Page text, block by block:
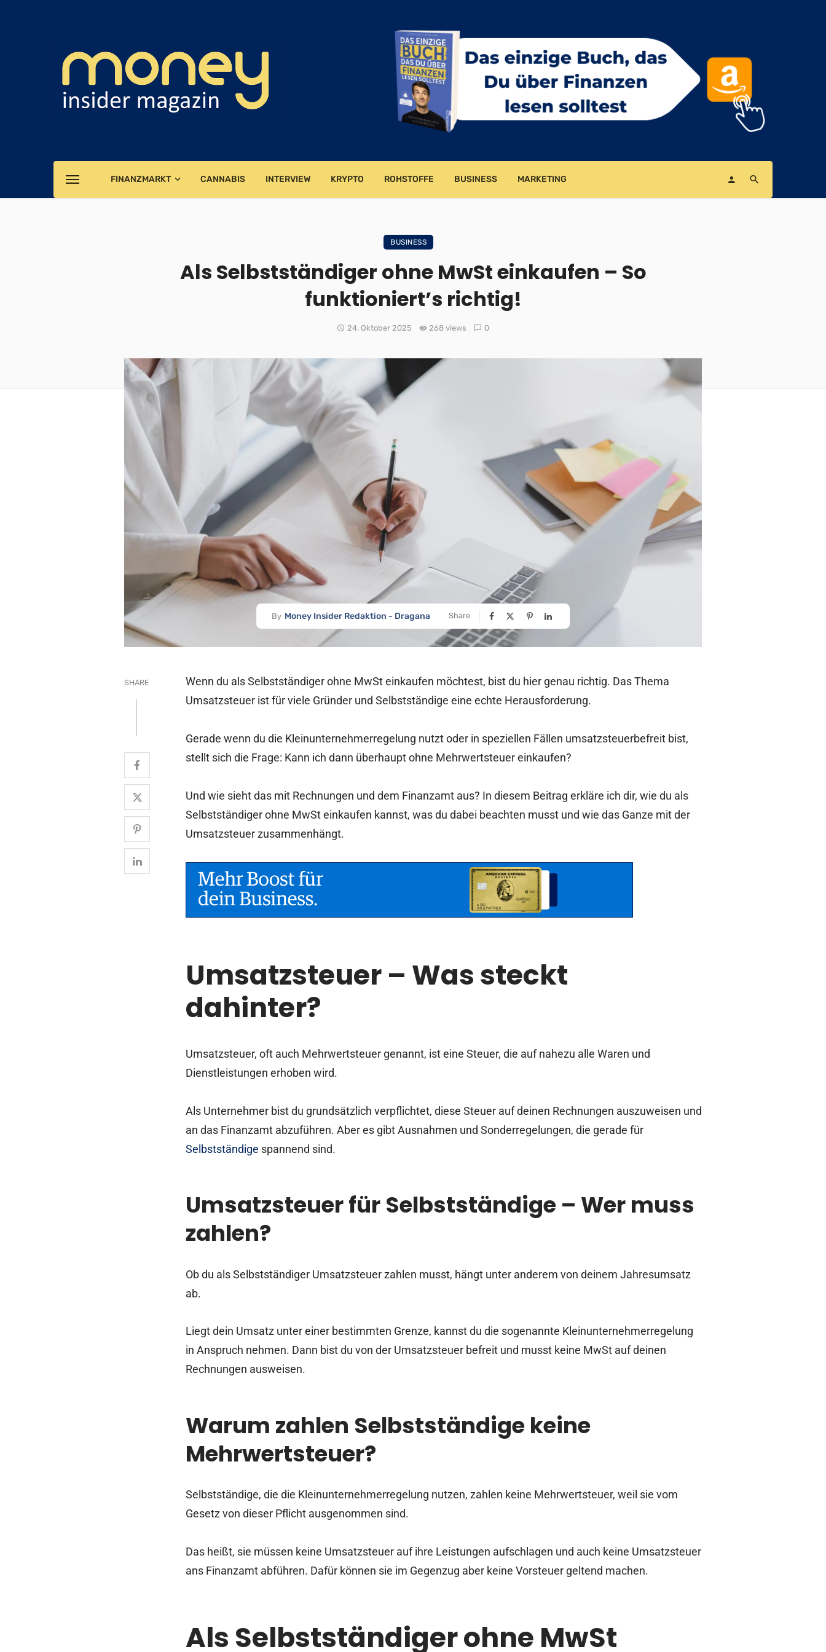
FINANZMARKT CANNABIS INTERVIEW KRYPTO ROHSTOFFE BUSINESS MARKETING
BUSINESS
Als Selbstständiger ohne MwSt einkaufen – So
funktioniert’s richtig!
24. Oktober 2025 268 views 0
By Money Insider Redaktion - Dragana Share
SHARE
Wenn du als Selbstständiger ohne MwSt einkaufen möchtest, bist du hier genau richtig. Das Thema
Umsatzsteuer ist für viele Gründer und Selbstständige eine echte Herausforderung.
Gerade wenn du die Kleinunternehmerregelung nutzt oder in speziellen Fällen umsatzsteuerbefreit bist,
stellt sich die Frage: Kann ich dann überhaupt ohne Mehrwertsteuer einkaufen?
Und wie sieht das mit Rechnungen und dem Finanzamt aus? In diesem Beitrag erkläre ich dir, wie du als
Selbstständiger ohne MwSt einkaufen kannst, was du dabei beachten musst und wie das Ganze mit der
Umsatzsteuer zusammenhängt.
Umsatzsteuer – Was steckt
dahinter?
Umsatzsteuer, oft auch Mehrwertsteuer genannt, ist eine Steuer, die auf nahezu alle Waren und
Dienstleistungen erhoben wird.
Als Unternehmer bist du grundsätzlich verpflichtet, diese Steuer auf deinen Rechnungen auszuweisen und
an das Finanzamt abzuführen. Aber es gibt Ausnahmen und Sonderregelungen, die gerade für
Selbstständige spannend sind.
Umsatzsteuer für Selbstständige – Wer muss
zahlen?
Ob du als Selbstständiger Umsatzsteuer zahlen musst, hängt unter anderem von deinem Jahresumsatz
ab.
Liegt dein Umsatz unter einer bestimmten Grenze, kannst du die sogenannte Kleinunternehmerregelung
in Anspruch nehmen. Dann bist du von der Umsatzsteuer befreit und musst keine MwSt auf deinen
Rechnungen ausweisen.
Warum zahlen Selbstständige keine
Mehrwertsteuer?
Selbstständige, die die Kleinunternehmerregelung nutzen, zahlen keine Mehrwertsteuer, weil sie vom
Gesetz von dieser Pflicht ausgenommen sind.
Das heißt, sie müssen keine Umsatzsteuer auf ihre Leistungen aufschlagen und auch keine Umsatzsteuer
ans Finanzamt abführen. Dafür können sie im Gegenzug aber keine Vorsteuer geltend machen.
Als Selbstständiger ohne MwSt